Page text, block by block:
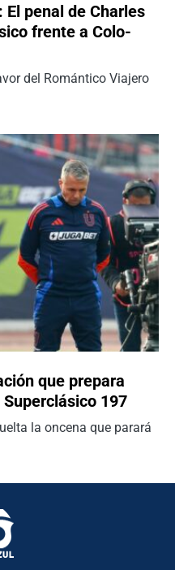
El penal de Charles
frente a Colo-
del Romántico Viajero
que prepara
197
la oncena que parará